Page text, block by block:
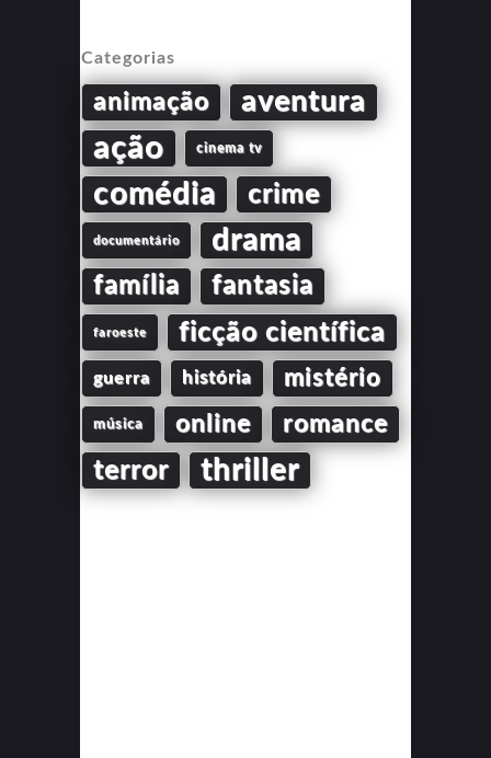
Categorias
animação aventura
ação cinema tv
comédia crime
documentário drama
família fantasia
faroeste ficção científica
guerra história mistério
música online romance
terror thriller